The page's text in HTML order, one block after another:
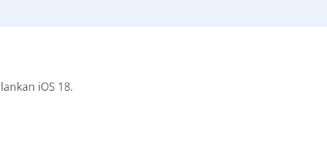
iOS 18.